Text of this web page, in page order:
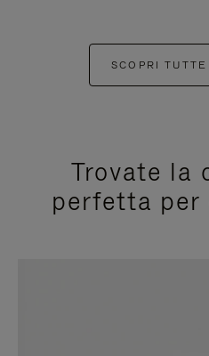
SCOPRI
Trovate la
perfetta per